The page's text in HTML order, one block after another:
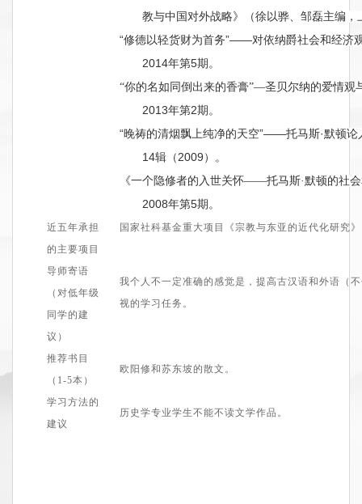
教与中国对外战略》（徐以骅、邹磊主编，
“修德以轻货财为首务”——对依纳爵社会和经济
2014年第5期 。
“你的名如同倒出来的香膏”—圣贝尔纳的爱情观
2013年第2期 。
“晚祷的清烟飘上纯净的天空”——托马斯·默顿论
14辑（ 2009 ）
。
《一个隐修者的入世关怀——托马斯·默顿的社
2008年第5期 。
近五年承担
的主要项目
国家社科基金重大项目《宗教与东亚的近代化研究》
导师寄语
（对低年级
同学的建
议）
我个人不一定准确的感觉是， 提高古汉语和外语（
视的学习任务。
推荐书目
（1 -5本）
欧阳修和苏东坡的散文。
学习方法的
建议
历史学专业学生不能不读文学作品。